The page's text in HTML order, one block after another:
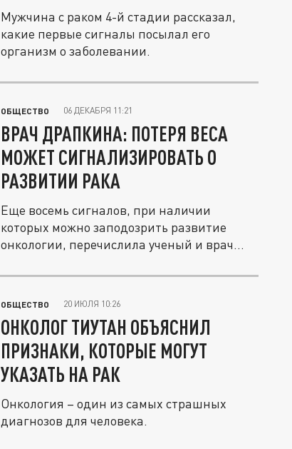
Мужчина с раком 4-й стадии рассказал,
какие первые сигналы посылал его
организм о заболевании.
ОБЩЕСТВО 06 ДЕКАБРЯ 11:21
ВРАЧ ДРАПКИНА: ПОТЕРЯ ВЕСА
МОЖЕТ СИГНАЛИЗИРОВАТЬ О
РАЗВИТИИ РАКА
Еще восемь сигналов, при наличии
которых можно заподозрить развитие
онкологии, перечислила ученый и врач...
ОБЩЕСТВО 20 ИЮЛЯ 10:26
ОНКОЛОГ ТИУТАН ОБЪЯСНИЛ
ПРИЗНАКИ, КОТОРЫЕ МОГУТ
УКАЗАТЬ НА РАК
Онкология – один из самых страшных
диагнозов для человека.